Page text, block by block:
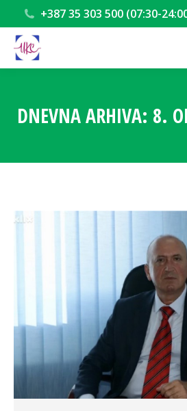
+387 35 303 500 (07:30-
DNEVNA ARHIVA: 8.